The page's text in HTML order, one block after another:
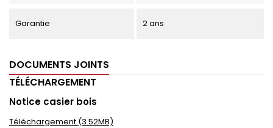
Garantie 2 ans
DOCUMENTS JOINTS
TÉLÉCHARGEMENT
Notice casier bois
Téléchargement (3.52MB)